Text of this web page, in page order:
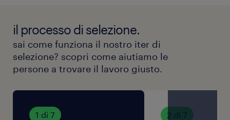
il processo di selezione.
sai come funziona il nostro iter di
selezione? scopri come aiutiamo le
persone a trovare il lavoro giusto.
1 di 7 2 di 7